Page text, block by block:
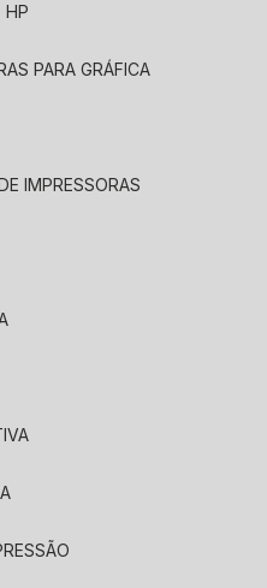
HP
PARA GRÁFICA
IMPRESSORAS